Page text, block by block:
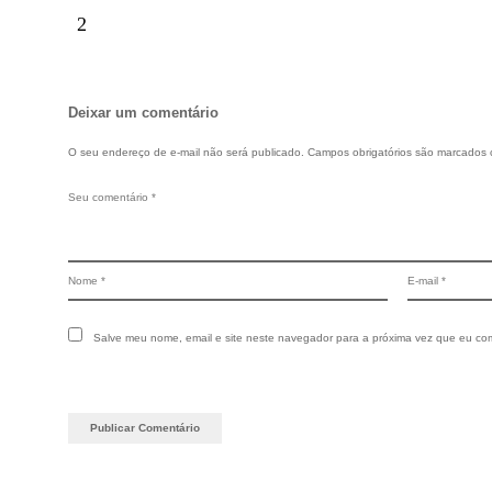
Deixar um comentário
O seu endereço de e-mail não será publicado. Campos obrigatórios são marcados
Salve meu nome, email e site neste navegador para a próxima vez que eu